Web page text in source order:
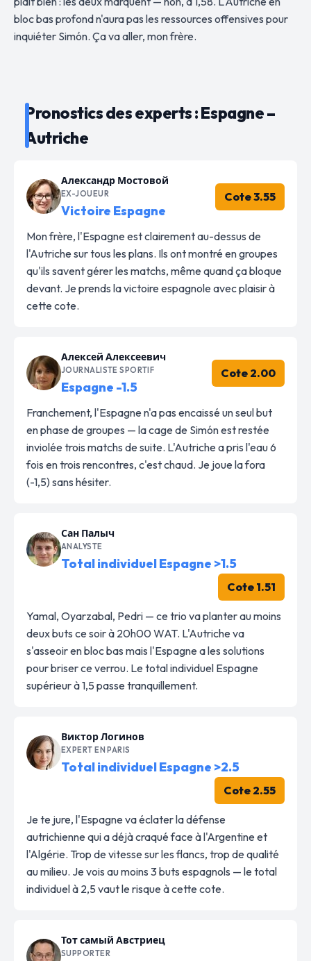
bloc bas profond n'aura pas les ressources offensives pour
inquiéter Simón. Ça va aller, mon frère.
Pronostics des experts : Espagne –
Autriche
Александр Мостовой
EX-JOUEUR
Victoire Espagne
Cote 3.55
Mon frère, l'Espagne est clairement au-dessus de
l'Autriche sur tous les plans. Ils ont montré en groupes
qu'ils savent gérer les matchs, même quand ça bloque
devant. Je prends la victoire espagnole avec plaisir à
cette cote.
Алексей Алексеевич
JOURNALISTE SPORTIF
Espagne -1.5
Cote 2.00
Franchement, l'Espagne n'a pas encaissé un seul but
en phase de groupes — la cage de Simón est restée
inviolée trois matchs de suite. L'Autriche a pris l'eau 6
fois en trois rencontres, c'est chaud. Je joue la fora
(-1,5) sans hésiter.
Сан Палыч
ANALYSTE
Total individuel Espagne >1.5
Cote 1.51
Yamal, Oyarzabal, Pedri — ce trio va planter au moins
deux buts ce soir à 20h00 WAT. L'Autriche va
s'asseoir en bloc bas mais l'Espagne a les solutions
pour briser ce verrou. Le total individuel Espagne
supérieur à 1,5 passe tranquillement.
Виктор Логинов
EXPERT EN PARIS
Total individuel Espagne >2.5
Cote 2.55
Je te jure, l'Espagne va éclater la défense
autrichienne qui a déjà craqué face à l'Argentine et
l'Algérie. Trop de vitesse sur les flancs, trop de qualité
au milieu. Je vois au moins 3 buts espagnols — le total
individuel à 2,5 vaut le risque à cette cote.
Тот самый Австриец
SUPPORTER